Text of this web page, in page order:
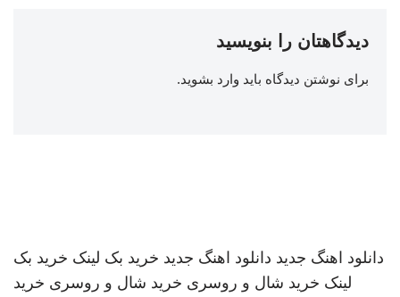
دیدگاهتان را بنویسید
برای نوشتن دیدگاه باید وارد بشوید.
دانلود اهنگ جدید دانلود اهنگ جدید خرید بک لینک خرید بک
لینک خرید شال و روسری خرید شال و روسری خرید